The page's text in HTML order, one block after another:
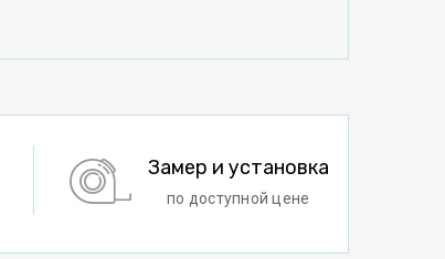
Замер и установка
по доступной цене